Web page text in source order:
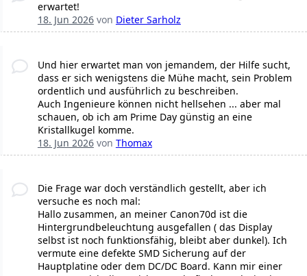
erwartet!
18. Jun 2026von Dieter Sarholz
Und hier erwartet man von jemandem, der Hilfe sucht,
dass er sich wenigstens die Mühe macht, sein Problem
ordentlich und ausführlich zu beschreiben.
Auch Ingenieure können nicht hellsehen ... aber mal
schauen, ob ich am Prime Day günstig an eine
Kristallkugel komme.
18. Jun 2026von Thomax
Die Frage war doch verständlich gestellt, aber ich
versuche es noch mal:
Hallo zusammen, an meiner Canon70d ist die
Hintergrundbeleuchtung ausgefallen ( das Display
selbst ist noch funktionsfähig, bleibt aber dunkel). Ich
vermute eine defekte SMD Sicherung auf der
Hauptplatine oder dem DC/DC Board. Kann mir einer